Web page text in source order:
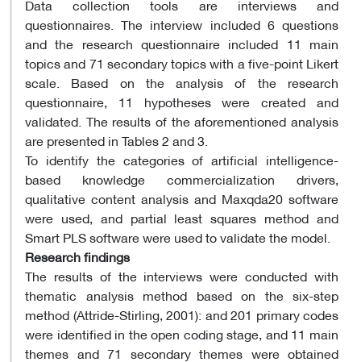
questionnaires. The interview included 6 questions
and the research questionnaire included 11 main
topics and 71 secondary topics with a five-point Likert
scale. Based on the analysis of the research
questionnaire, 11 hypotheses were created and
validated. The results of the aforementioned analysis
are presented in Tables 2 and 3.
To identify the categories of artificial intelligence-
based knowledge commercialization drivers,
qualitative content analysis and Maxqda20 software
were used, and partial least squares method and
Smart PLS software were used to validate the model.
Research findings
The results of the interviews were conducted with
thematic analysis method based on the six-step
method (Attride-Stirling, 2001): and 201 primary codes
were identified in the open coding stage, and 11 main
themes and 71 secondary themes were obtained